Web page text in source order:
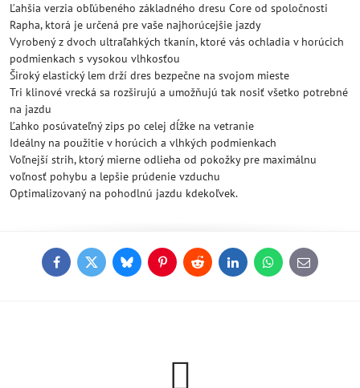
Ľahšia verzia obľúbeného základného dresu Core od spoločnosti
Rapha, ktorá je určená pre vaše najhorúcejšie jazdy
Vyrobený z dvoch ultraľahkých tkanín, ktoré vás ochladia v horúcich
podmienkach s vysokou vlhkosťou
Široký elastický lem drží dres bezpečne na svojom mieste
Tri klinové vrecká sa rozširujú a umožňujú tak nosiť všetko potrebné
na jazdu
Ľahko posúvateľný zips po celej dĺžke na vetranie
Ideálny na použitie v horúcich a vlhkých podmienkach
Voľnejší strih, ktorý mierne odlieha od pokožky pre maximálnu
voľnosť pohybu a lepšie prúdenie vzduchu
Optimalizovaný na pohodlnú jazdu kdekoľvek.
FacebookTwitterBlueskyPinterestReddit LinkedInWhatsApp
E-
mail